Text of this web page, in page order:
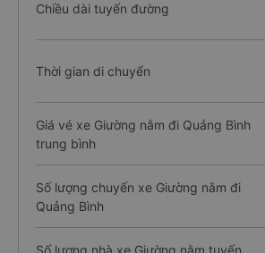
Chiều dài tuyến đường
Thời gian di chuyển
Giá vé xe Giường nằm đi Quảng Bình
trung bình
Số lượng chuyến xe Giường nằm đi
Quảng Bình
Số lượng nhà xe Giường nằm tuyến